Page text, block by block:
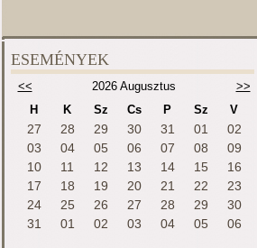
ESEMÉNYEK
<< 2026 Augusztus
>>
H
K Sz Cs P Sz V
27 28 29 30 31 01
02
03
04 05 06 07 08
09
10
11 12 13 14 15
16
17
18 19 20 21 22
23
24
25 26 27 28 29
30
31
01 02 03 04 05 06